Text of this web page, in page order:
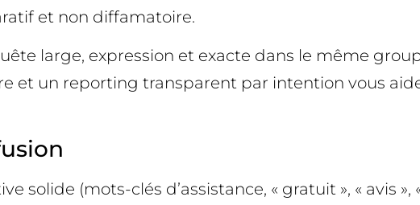
et non diffamatoire.
large, expression et exacte dans le même
et un reporting transparent par intention vous
solide (mots-clés d’assistance, « gratuit », « avis »,